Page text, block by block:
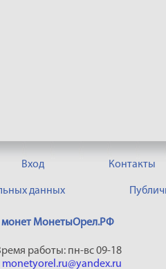
Вход Контакты
данных
монет МонетыОрел.РФ
работы: пн-вс 09-18
monetyorel.ru@yandex.ru